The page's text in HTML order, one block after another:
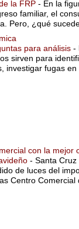
la FRP - En la
familiar, el
Pero, ¿qué
para análisis -
sirven para
investigar fugas
con la mejor
- Santa Cruz
de luces del
Centro Comercial